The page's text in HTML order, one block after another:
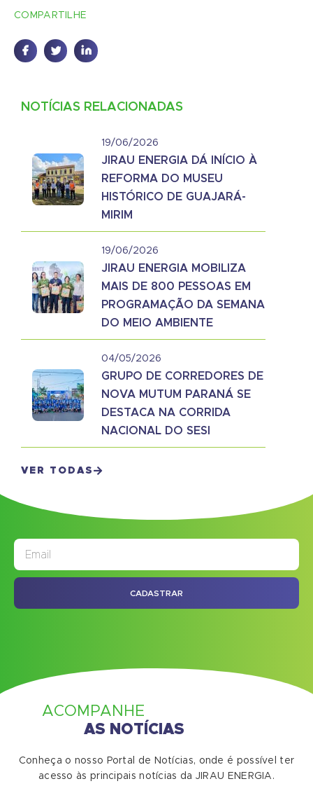
COMPARTILHE
NOTÍCIAS RELACIONADAS
19/06/2026
JIRAU ENERGIA DÁ INÍCIO À
REFORMA DO MUSEU
HISTÓRICO DE GUAJARÁ-
MIRIM
19/06/2026
JIRAU ENERGIA MOBILIZA
MAIS DE 800 PESSOAS EM
PROGRAMAÇÃO DA SEMANA
DO MEIO AMBIENTE
04/05/2026
GRUPO DE CORREDORES DE
NOVA MUTUM PARANÁ SE
DESTACA NA CORRIDA
NACIONAL DO SESI
VER TODAS
CADASTRAR
ACOMPANHE
AS NOTÍCIAS
Conheça o nosso Portal de Notícias, onde é possível ter
acesso às principais notícias da JIRAU ENERGIA.